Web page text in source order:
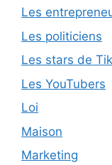
Les
Les politiciens
Les stars de
Les YouTubers
Loi
Maison
Marketing